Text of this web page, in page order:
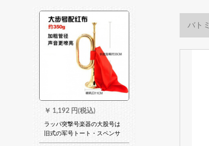
￥ 1,192 円(税込)
ラッパ突撃号楽器の大股号は
旧式の军号トート・スペンサ
ーの精致な芸术器の铜大股号
バト